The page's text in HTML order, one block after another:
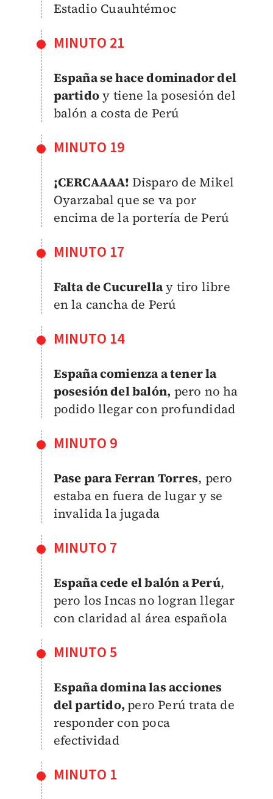
Estadio Cuauhtémoc
MINUTO 21
España se hace dominador del
partidoy tiene la posesión del
balón a costa de Perú
MINUTO 19
¡CERCAAAA! Disparo de Mikel
Oyarzabal que se va por
encima de la portería de Perú
MINUTO 17
Falta de Cucurellay tiro libre
en la cancha de Perú
MINUTO 14
España comienza a tener la
posesión del balón, pero no ha
podido llegar con profundidad
MINUTO 9
Pase para Ferran Torres, pero
estaba en fuera de lugar y se
invalida la jugada
MINUTO 7
España cede el balón a Perú,
pero los Incas no logran llegar
con claridad al área española
MINUTO 5
España domina las acciones
del partido,pero Perú trata de
responder con poca
efectividad
MINUTO 1